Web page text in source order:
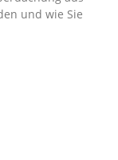
und wie Sie